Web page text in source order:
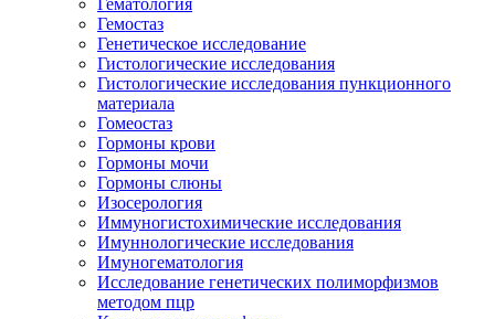
Гематология
Гемостаз
Генетическое исследование
Гистологические исследования
Гистологические исследования пункционного
материала
Гомеостаз
Гормоны крови
Гормоны мочи
Гормоны слюны
Изосерология
Иммуногистохимические исследования
Имуннологические исследования
Имуногематология
Исследование генетических полиморфизмов
методом пцр